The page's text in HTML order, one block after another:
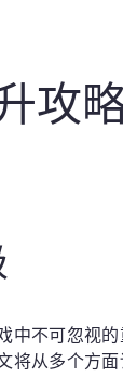
攻
中不可忽视
将从多个方